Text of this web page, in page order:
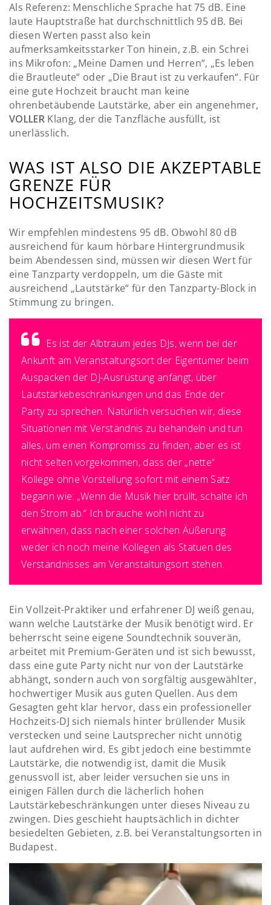
Als Referenz: Menschliche Sprache hat 75 dB. Eine
laute Hauptstraße hat durchschnittlich 95 dB. Bei
diesen Werten passt also kein
aufmerksamkeitsstarker Ton hinein, z.B. ein Schrei
ins Mikrofon: „Meine Damen und Herren“, „Es leben
die Brautleute“ oder „Die Braut ist zu verkaufen“. Für
eine gute Hochzeit braucht man keine
ohrenbetäubende Lautstärke, aber ein angenehmer,
VOLLERKlang, der die Tanzfläche ausfüllt, ist
unerlässlich.
WAS IST ALSO DIE AKZEPTABLE
GRENZE FÜR
HOCHZEITSMUSIK?
Wir empfehlen mindestens 95 dB. Obwohl 80 dB
ausreichend für kaum hörbare Hintergrundmusik
beim Abendessen sind, müssen wir diesen Wert für
eine Tanzparty verdoppeln, um die Gäste mit
ausreichend „Lautstärke“ für den Tanzparty-Block in
Stimmung zu bringen.
Es ist der Albtraum jedes DJs, wenn bei der
Ankunft am Veranstaltungsort der Eigentümer beim
Auspacken der DJ-Ausrüstung anfängt, über
Lautstärkebeschränkungen und das Ende der
Party zu sprechen. Natürlich versuchen wir, diese
Situationen mit Verständnis zu behandeln und tun
alles, um einen Kompromiss zu finden, aber es ist
nicht selten vorgekommen, dass der „nette“
Kollege ohne Vorstellung sofort mit einem Satz
begann wie: „Wenn die Musik hier brüllt, schalte ich
den Strom ab.“ Ich brauche wohl nicht zu
erwähnen, dass nach einer solchen Äußerung
weder ich noch meine Kollegen als Statuen des
Verständnisses am Veranstaltungsort stehen.
Ein Vollzeit-Praktiker und erfahrener DJ weiß genau,
wann welche Lautstärke der Musik benötigt wird. Er
beherrscht seine eigene Soundtechnik souverän,
arbeitet mit Premium-Geräten und ist sich bewusst,
dass eine gute Party nicht nur von der Lautstärke
abhängt, sondern auch von sorgfältig ausgewählter,
hochwertiger Musik aus guten Quellen. Aus dem
Gesagten geht klar hervor, dass ein professioneller
Hochzeits-DJ sich niemals hinter brüllender Musik
verstecken und seine Lautsprecher nicht unnötig
laut aufdrehen wird. Es gibt jedoch eine bestimmte
Lautstärke, die notwendig ist, damit die Musik
genussvoll ist, aber leider versuchen sie uns in
einigen Fällen durch die lächerlich hohen
Lautstärkebeschränkungen unter dieses Niveau zu
zwingen. Dies geschieht hauptsächlich in dichter
besiedelten Gebieten, z.B. bei Veranstaltungsorten in
Budapest.